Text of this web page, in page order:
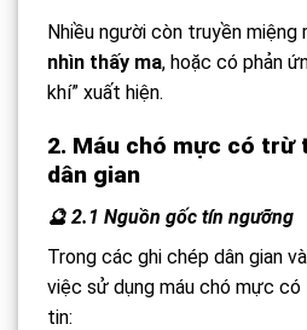
Nhiều người còn truyền miệng
nhìn thấy ma, hoặc có phản
khí” xuất hiện.
2. Máu chó mực có trừ
dân gian
🔮 2.1 Nguồn gốc tín ngưỡng
Trong các ghi chép dân gian
việc sử dụng máu chó mực
tin: